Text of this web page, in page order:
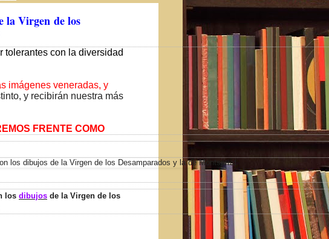
la Virgen de los
tolerantes con la diversidad
imágenes veneradas, y
y recibirán nuestra más
FRENTE COMO
los dibujos de la Virgen de los